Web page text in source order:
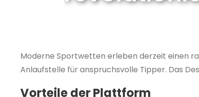
Moderne Sportwetten erleben derzeit einen
Anlaufstelle für anspruchsvolle Tipper. Das
Vorteile der Plattform